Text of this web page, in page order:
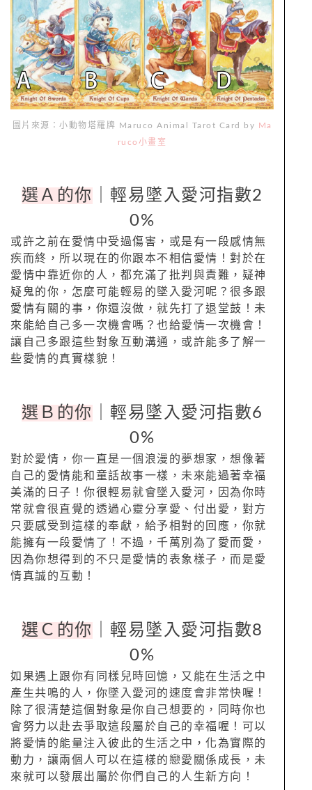
圖片來源：小動物塔羅牌 Maruco Animal Tarot Card by Ma
ruco 小畫室
選Ａ的你
｜輕易墜入愛河指數2
0%
或許之前在愛情中受過傷害，或是有一段感情無
疾而終，所以現在的你跟本不相信愛情！對於在
愛情中靠近你的人，都充滿了批判與責難，疑神
疑鬼的你，怎麼可能輕易的墜入愛河呢？很多跟
愛情有關的事，你還沒做，就先打了退堂鼓！未
來能給自己多一次機會嗎？也給愛情一次機會！
讓自己多跟這些對象互動溝通，或許能多了解一
些愛情的真實樣貌！
選Ｂ的你
｜輕易墜入愛河指數6
0%
對於愛情，你一直是一個浪漫的夢想家，想像著
自己的愛情能和童話故事一樣，未來能過著幸福
美滿的日子！你很輕易就會墜入愛河，因為你時
常就會很直覺的透過心靈分享愛、付出愛，對方
只要感受到這樣的奉獻，給予相對的回應，你就
能擁有一段愛情了！不過，千萬別為了愛而愛，
因為你想得到的不只是愛情的表象樣子，而是愛
情真誠的互動！
選Ｃ的你
｜輕易墜入愛河指數8
0%
如果遇上跟你有同樣兒時回憶，又能在生活之中
產生共鳴的人，你墜入愛河的速度會非常快喔！
除了很清楚這個對象是你自己想要的，同時你也
會努力以赴去爭取這段屬於自己的幸福喔！可以
將愛情的能量注入彼此的生活之中，化為實際的
動力，讓兩個人可以在這樣的戀愛關係成長，未
來就可以發展出屬於你們自己的人生新方向！